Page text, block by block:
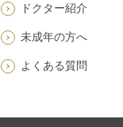
ドクター紹介
未成年の方へ
よくある質問